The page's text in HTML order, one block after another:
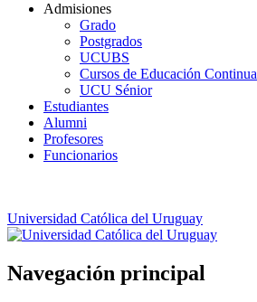
Admisiones
Grado
Postgrados
UCUBS
Cursos de Educación Continua
UCU Sénior
Estudiantes
Alumni
Profesores
Funcionarios
Universidad Católica del Uruguay
Navegación principal